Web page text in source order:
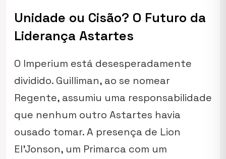
Unidade ou Cisão? O Futuro da
Liderança Astartes
O Imperium está desesperadamente
dividido. Guilliman, ao se nomear
Regente, assumiu uma responsabilidade
que nenhum outro Astartes havia
ousado tomar. A presença de Lion
El’Jonson, um Primarca com um